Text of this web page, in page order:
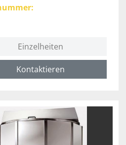
Einzelheiten
Kontaktieren